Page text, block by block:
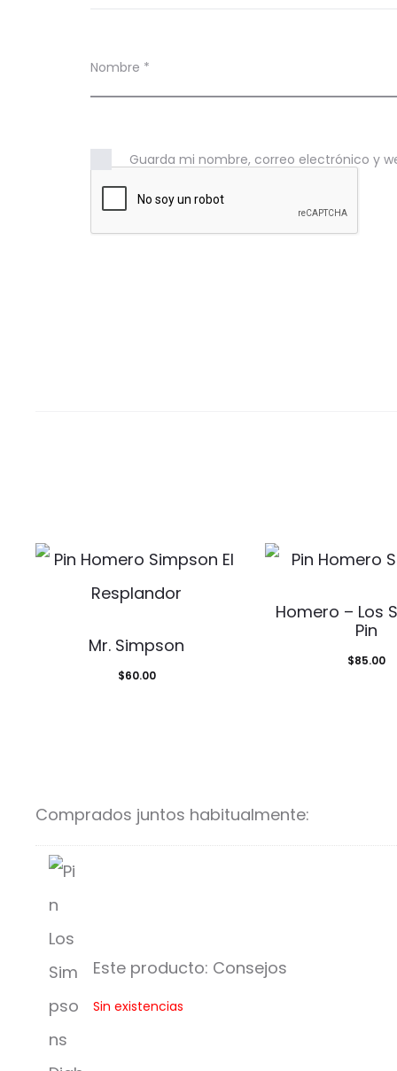
Nombre *
Guarda mi nombre, correo electrónico y
Mr. Simpson
$60.00
Homero – Los
Pin
$85.00
Comprados juntos habitualmente:
C
o
Este producto: Consejos
Sin existencias